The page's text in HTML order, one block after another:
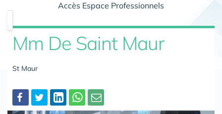
Accès Espace Professionnels
Mm De Saint Maur
St Maur
Partager